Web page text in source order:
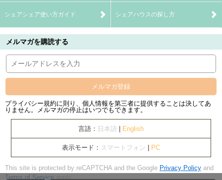
シェアシェア使い方ガイド シェアハウスの探し方
メルマガを購読する
メルマガ登録
プライバシー規約に則り、個人情報を第三者に提供することは決してあ
りません。メルマガの停止はいつでもできます。
言語： 日本語 | English
表示モード： スマートフォン | PC
This site is protected by reCAPTCHA and the Google Privacy Policy and
Terms of Service